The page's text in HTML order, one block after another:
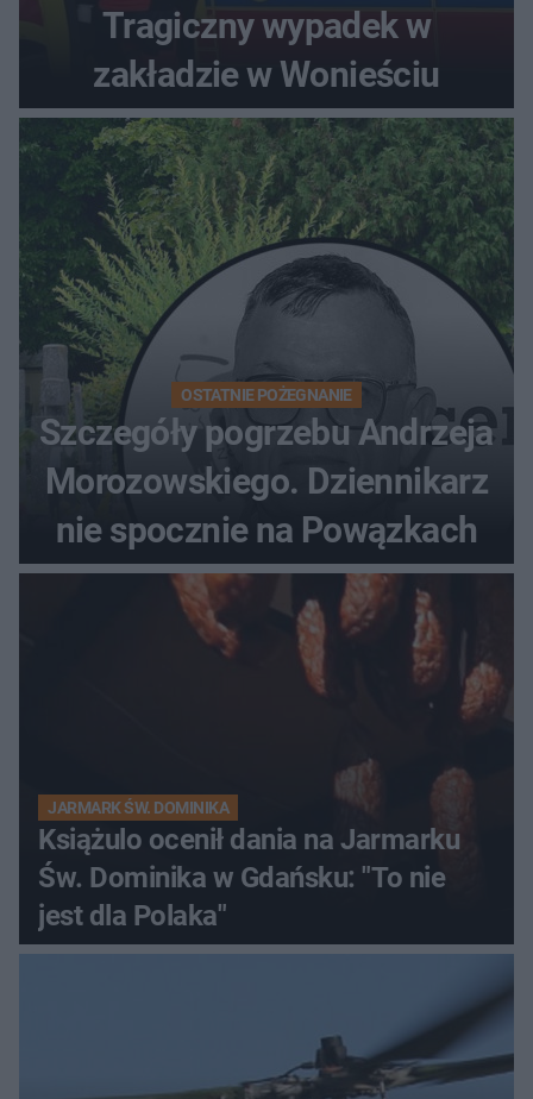
Tragiczny wypadek w
zakładzie w Wonieściu
OSTATNIE POŻEGNANIE
Szczegóły pogrzebu Andrzeja
Morozowskiego. Dziennikarz
nie spocznie na Powązkach
JARMARK ŚW. DOMINIKA
Książulo ocenił dania na Jarmarku
Św. Dominika w Gdańsku: "To nie
jest dla Polaka"